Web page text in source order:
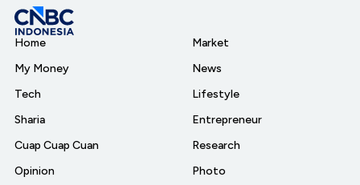
Home
My Money
Tech
Sharia
Cuap Cuap Cuan
Opinion
Market
News
Lifestyle
Entrepreneur
Research
Photo